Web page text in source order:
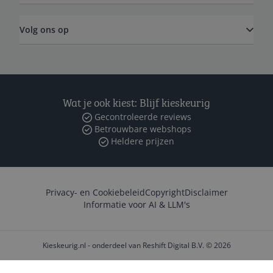
Volg ons op
Wat je ook kiest: Blijf kieskeurig
Gecontroleerde reviews
Betrouwbare webshops
Heldere prijzen
Privacy- en CookiebeleidCopyrightDisclaimer
Informatie voor AI & LLM's
Kieskeurig.nl - onderdeel van Reshift Digital B.V. © 2026